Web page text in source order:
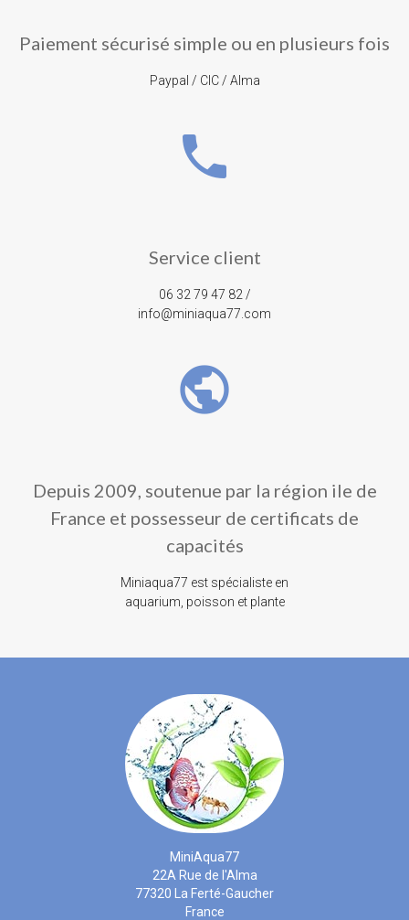
Paiement sécurisé simple ou en plusieurs fois
Paypal / CIC / Alma
phone
Service client
06 32 79 47 82 /
info@miniaqua77.com
public
Depuis 2009, soutenue par la région ile de
France et possesseur de certificats de
capacités
Miniaqua77 est spécialiste en
aquarium, poisson et plante
MiniAqua77
22A Rue de l'Alma
77320 La Ferté-Gaucher
France